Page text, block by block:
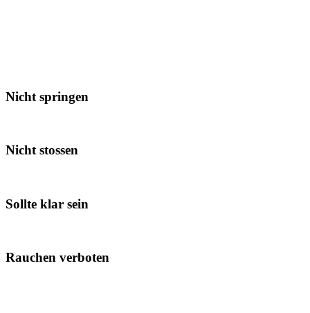
Nicht springen
Nicht stossen
Sollte klar sein
Rauchen verboten